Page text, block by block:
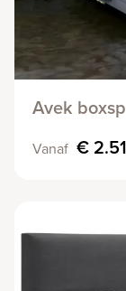
Avek
Vanaf €